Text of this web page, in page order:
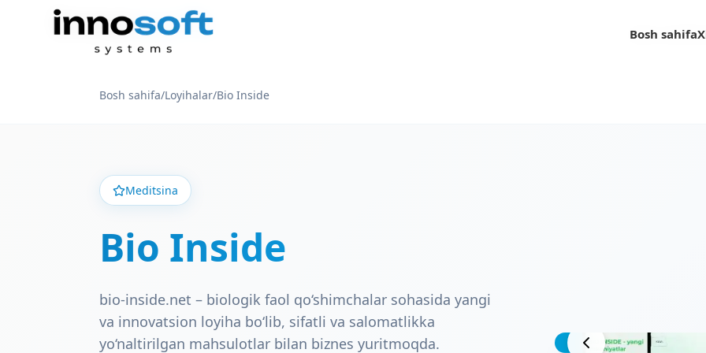
Bosh sahifa
Bosh sahifa
Bosh sahifa/Loyihalar/Bio Inside
Meditsina
Bio Inside
bio-inside.net – biologik faol qo‘shimchalar sohasida yangi
va innovatsion loyiha bo‘lib, sifatli va salomatlikka
yo‘naltirilgan mahsulotlar bilan biznes yuritmoqda.
Loyiha ko'rinishi